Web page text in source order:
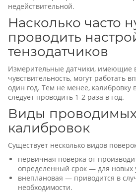
недействительной.
Насколько часто
проводить
тензодатчиков
Измерительные датчики, имеющие
чувствительность, могут работать
один год. Тем не менее, калибровку
следует проводить 1-2 раза в год.
Виды проводимых
калибровок
Существует несколько видов
первичная поверка от
определенный срок — для новых
внеплановая — приводится в
необходимости.